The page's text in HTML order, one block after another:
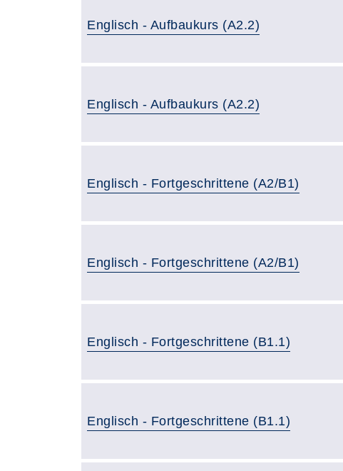
Englisch - Aufbaukurs (A2.2)
Englisch - Aufbaukurs (A2.2)
Englisch - Fortgeschrittene (A2/B1)
Englisch - Fortgeschrittene (A2/B1)
Englisch - Fortgeschrittene (B1.1)
Englisch - Fortgeschrittene (B1.1)